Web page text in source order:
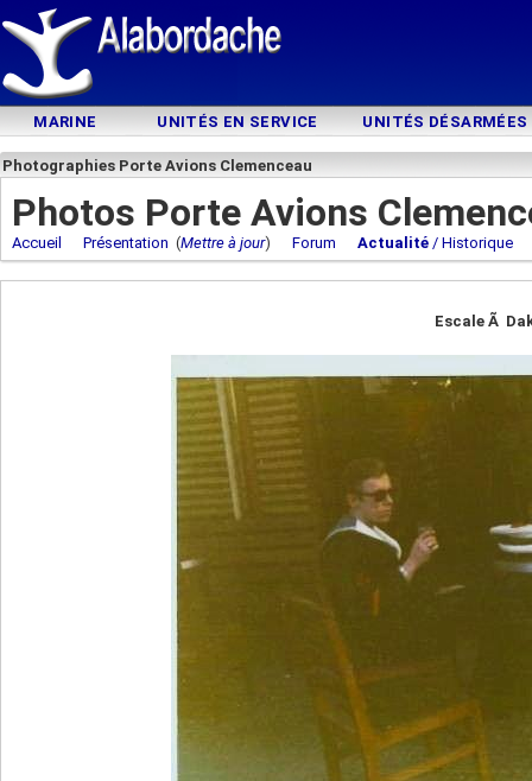
MARINE UNITÉS EN SERVICE UNITÉS DÉSARMÉES
Photographies Porte Avions Clemenceau
Photos Porte Avions
Accueil Présentation (Mettre à jour) Forum Actualité / Historique
Escale Ã